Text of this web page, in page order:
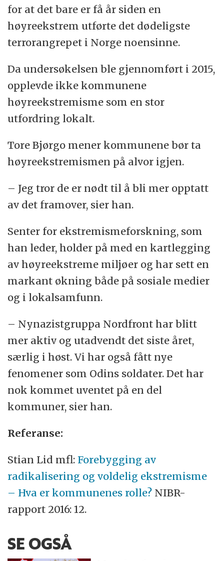
for at det bare er få år siden en
høyreekstrem utførte det dødeligste
terrorangrepet i Norge noensinne.
Da undersøkelsen ble gjennomført i 2015,
opplevde ikke kommunene
høyreekstremisme som en stor
utfordring lokalt.
Tore Bjørgo mener kommunene bør ta
høyreekstremismen på alvor igjen.
– Jeg tror de er nødt til å bli mer opptatt
av det framover, sier han.
Senter for ekstremismeforskning, som
han leder, holder på med en kartlegging
av høyreekstreme miljøer og har sett en
markant økning både på sosiale medier
og i lokalsamfunn.
– Nynazistgruppa Nordfront har blitt
mer aktiv og utadvendt det siste året,
særlig i høst. Vi har også fått nye
fenomener som Odins soldater. Det har
nok kommet uventet på en del
kommuner, sier han.
Referanse:
Stian Lid mfl:Forebygging av
radikalisering og voldelig ekstremisme
– Hva er kommunenes rolle? NIBR-
rapport 2016: 12.
SE OGSÅ